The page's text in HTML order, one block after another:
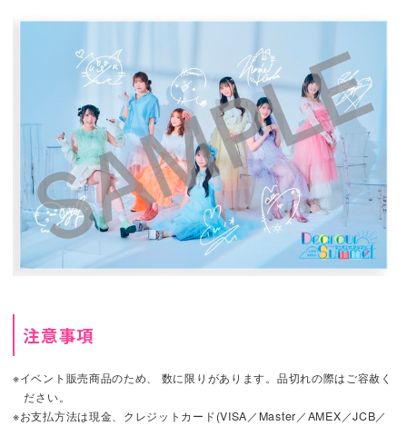
注意事項
※イベント販売商品のため、 数に限りがあります。品切れの際はご容赦く
ださい。
※お支払方法は現金、クレジットカード(VISA／Master／AMEX／JCB／